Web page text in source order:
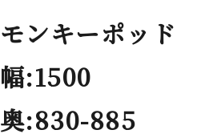
モンキーポッド
幅:1500
奥:830-885